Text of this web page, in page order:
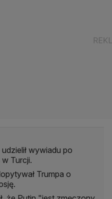
wywiadu po
Turcji.
Trumpa o